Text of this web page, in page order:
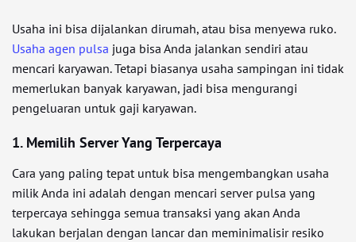
Usaha ini bisa dijalankan dirumah, atau bisa menyewa ruko.
Usaha agen pulsa juga bisa Anda jalankan sendiri atau
mencari karyawan. Tetapi biasanya usaha sampingan ini tidak
memerlukan banyak karyawan, jadi bisa mengurangi
pengeluaran untuk gaji karyawan.
1. Memilih Server Yang Terpercaya
Cara yang paling tepat untuk bisa mengembangkan usaha
milik Anda ini adalah dengan mencari server pulsa yang
terpercaya sehingga semua transaksi yang akan Anda
lakukan berjalan dengan lancar dan meminimalisir resiko